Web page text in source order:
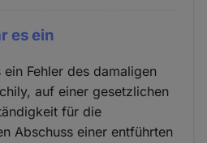
es ein
Fehler des damaligen
auf einer gesetzlichen
für die
Abschuss einer entführten